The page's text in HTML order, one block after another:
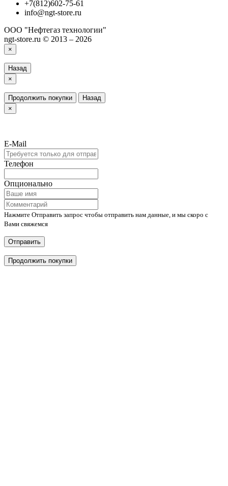
+7(812)602-75-61
info@ngt-store.ru
ООО "Нефтегаз технологии"
ngt-store.ru © 2013 – 2026
×
Назад
×
Продолжить покупки
Назад
×
E-Mail
Телефон
Опционально
Нажмите Отправить запрос чтобы отправить нам данные, и мы скоро с
Вами свяжемся
Отправить
Продолжить покупки